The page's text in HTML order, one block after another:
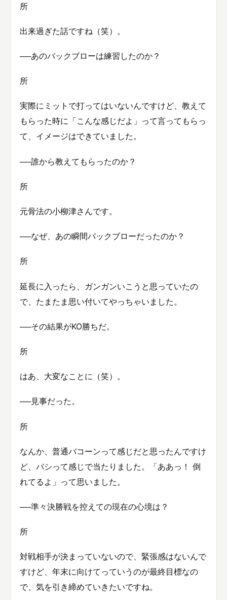
所
出来過ぎた話ですね（笑）。
──あのバックブローは練習したのか？
所
実際にミットで打ってはいないんですけど、教えて
もらった時に「こんな感じだよ」って言ってもらっ
て、イメージはできていました。
──誰から教えてもらったのか？
所
元骨法の小柳津さんです。
──なぜ、あの瞬間バックブローだったのか？
所
延長に入ったら、ガンガンいこうと思っていたの
で、たまたま思い付いてやっちゃいました。
──その結果がKO勝ちだ。
所
はあ、大変なことに（笑）。
──見事だった。
所
なんか、普通バコーンって感じだと思ったんですけ
ど、バシって感じで当たりました。「ああっ！ 倒
れてるよ」って思いました。
──準々決勝戦を控えての現在の心境は？
所
対戦相手が決まっていないので、緊張感はないんで
すけど、年末に向けてっていうのが最終目標なの
で、気を引き締めていきたいですね。